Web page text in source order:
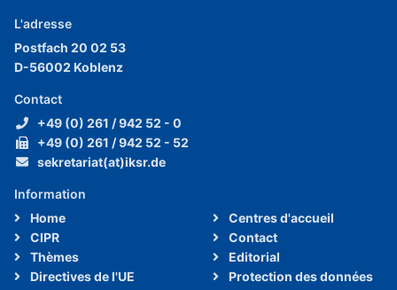
L'adresse
Postfach 20 02 53
D-56002 Koblenz
Contact
+49 (0) 261 / 942 52 - 0
+49 (0) 261 / 942 52 - 52
sekretariat(at)iksr.de
Information
Home
CIPR
Thèmes
Directives de l'UE
Centres d'accueil
Contact
Editorial
Protection des données